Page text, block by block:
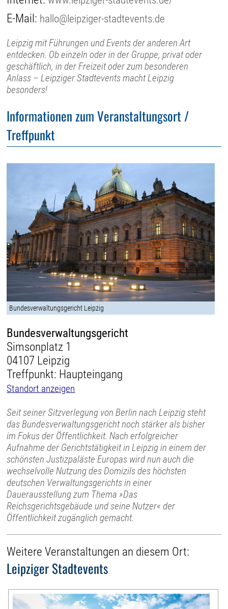
E-Mail: hallo@leipziger-stadtevents.de
Leipzig mit Führungen und Events der anderen Art
entdecken. Ob einzeln oder in der Gruppe, privat oder
geschäftlich, in der Freizeit oder zum besonderen
Anlass – Leipziger Stadtevents macht Leipzig
besonders!
Informationen zum Veranstaltungsort /
Treffpunkt
Bundesverwaltungsgericht Leipzig
Bundesverwaltungsgericht
Simsonplatz 1
04107 Leipzig
Treffpunkt: Haupteingang
Standort anzeigen
Seit seiner Sitzverlegung von Berlin nach Leipzig steht
das Bundesverwaltungsgericht noch stärker als bisher
im Fokus der Öffentlichkeit. Nach erfolgreicher
Aufnahme der Gerichtstätigkeit in Leipzig in einem der
schönsten Justizpaläste Europas wird nun auch die
wechselvolle Nutzung des Domizils des höchsten
deutschen Verwaltungsgerichts in einer
Dauerausstellung zum Thema »Das
Reichsgerichtsgebäude und seine Nutzer« der
Öffentlichkeit zugänglich gemacht.
Weitere Veranstaltungen an diesem Ort:
Leipziger Stadtevents